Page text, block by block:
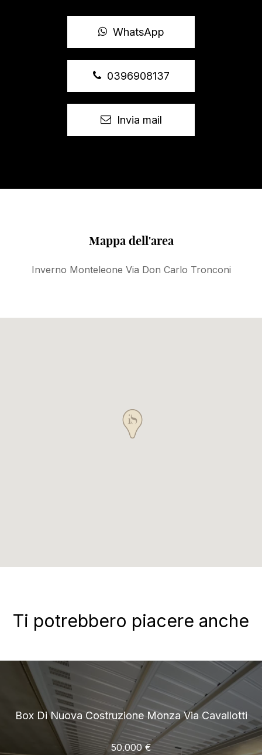
WhatsApp
0396908137
Invia mail
Mappa dell'area
Inverno Monteleone Via Don Carlo Tronconi
Ti potrebbero piacere anche
Box Di Nuova Costruzione Monza Via Cavallotti
50.000 €